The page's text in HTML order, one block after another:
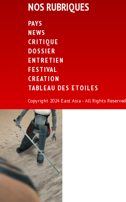
NOS RUBRIQUES
PAYS
NEWS
CRITIQUE
DOSSIER
ENTRETIEN
FESTIVAL
CREATION
TABLEAU DES ETOILES
Copyright 2024 East Asia - All Rights Reserved